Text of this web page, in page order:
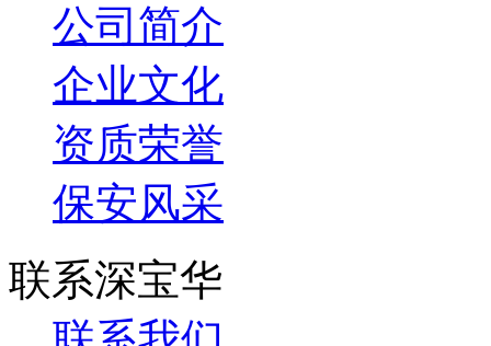
公司简介
企业文化
资质荣誉
保安风采
联系深宝华